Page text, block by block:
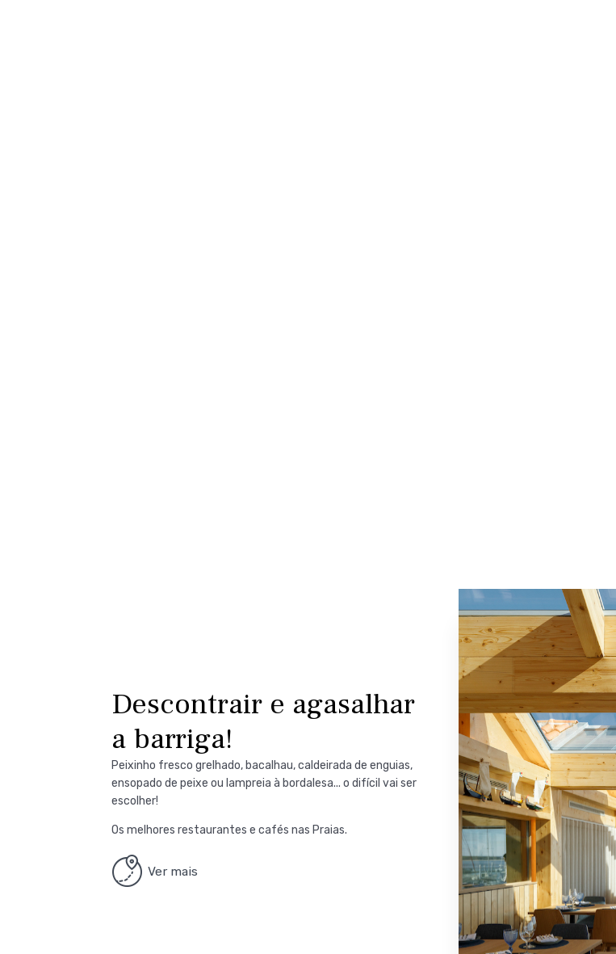
Descontrair e agasalhar
a barriga!
Peixinho fresco grelhado, bacalhau, caldeirada de enguias,
ensopado de peixe ou lampreia à bordalesa... o difícil vai ser
escolher!
Os melhores restaurantes e cafés nas Praias.
Ver mais